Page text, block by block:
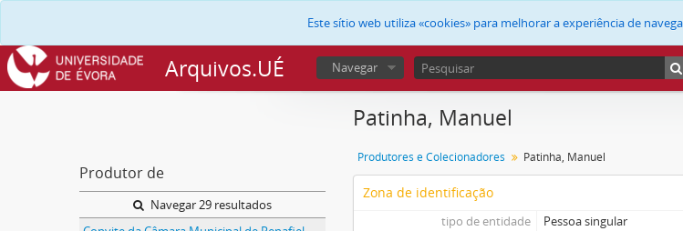
Este sítio web utiliza «cookies» para melhorar a experiência de
Arquivos.UÉ Navegar
Produtor de
Navegar 29 resultados
Patinha, Manuel
Produtores e Colecionadores Patinha, Manuel
Zona de identificação
tipo de entidade
Pessoa singular